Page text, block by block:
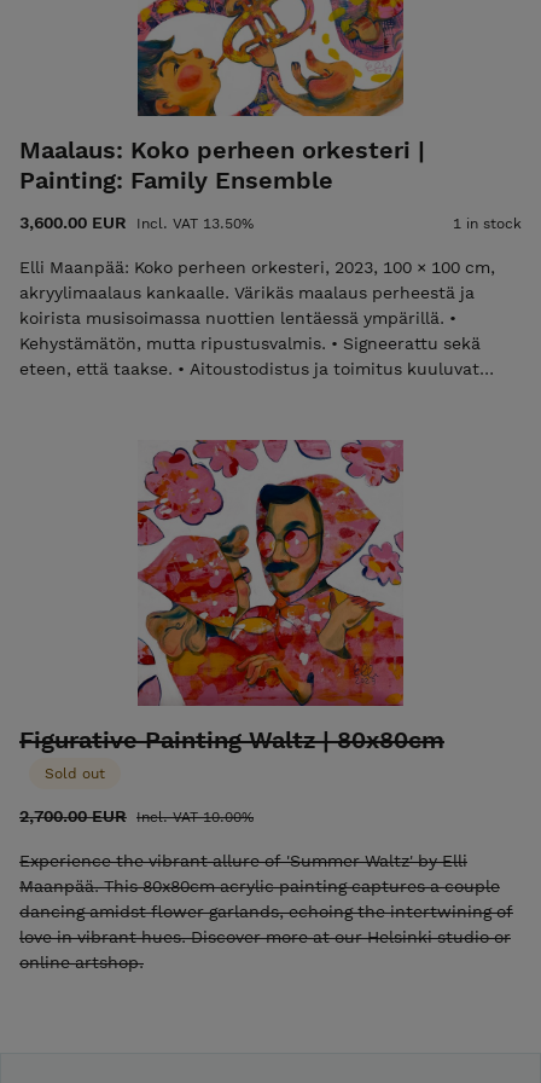
both front and back. • Certificate of Authenticity and
shipping are included in the price. Please email
elli@ellimaanpaa.com if you would prefer to pick up the
painting from my studio in Meilahti, Helsinki.
Maalaus: Koko perheen orkesteri |
Painting: Family Ensemble
3,600.00 EUR Incl. VAT 13.50% 1 in stock
Elli Maanpää: Koko perheen orkesteri, 2023, 100 × 100 cm,
akryylimaalaus kankaalle. Värikäs maalaus perheestä ja
koirista musisoimassa nuottien lentäessä ympärillä. •
Kehystämätön, mutta ripustusvalmis. • Signeerattu sekä
eteen, että taakse. • Aitoustodistus ja toimitus kuuluvat
cm, acrylic painting on canvas. A vibrant painting depicting a
family and their two dogs making music together, with
musical notes dancing around them. • Unframed but ready
Authenticity and shipping are included in the price. Please
email elli@ellimaanpaa.com if you would prefer to pick up
the painting from my studio in Meilahti, Helsinki.
Figurative Painting Waltz | 80x80cm
Sold out
2,700.00 EUR Incl. VAT 10.00%
Experience the vibrant allure of 'Summer Waltz' by Elli
Maanpää. This 80x80cm acrylic painting captures a couple
dancing amidst flower garlands, echoing the intertwining of
love in vibrant hues. Discover more at our Helsinki studio or
online artshop.